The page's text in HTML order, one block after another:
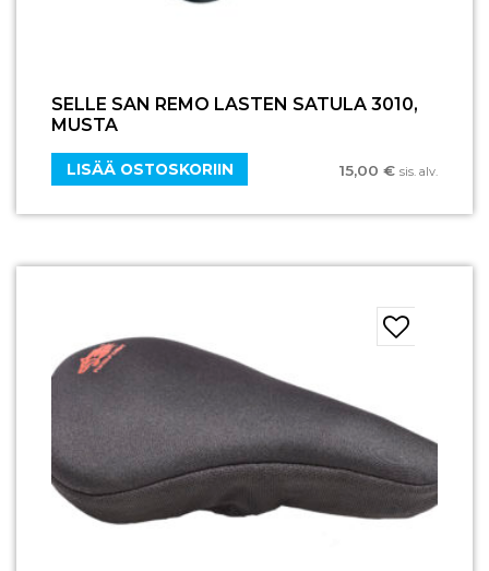
SELLE SAN REMO LASTEN SATULA 3010,
MUSTA
15,00 € sis. alv.
LISÄÄ OSTOSKORIIN